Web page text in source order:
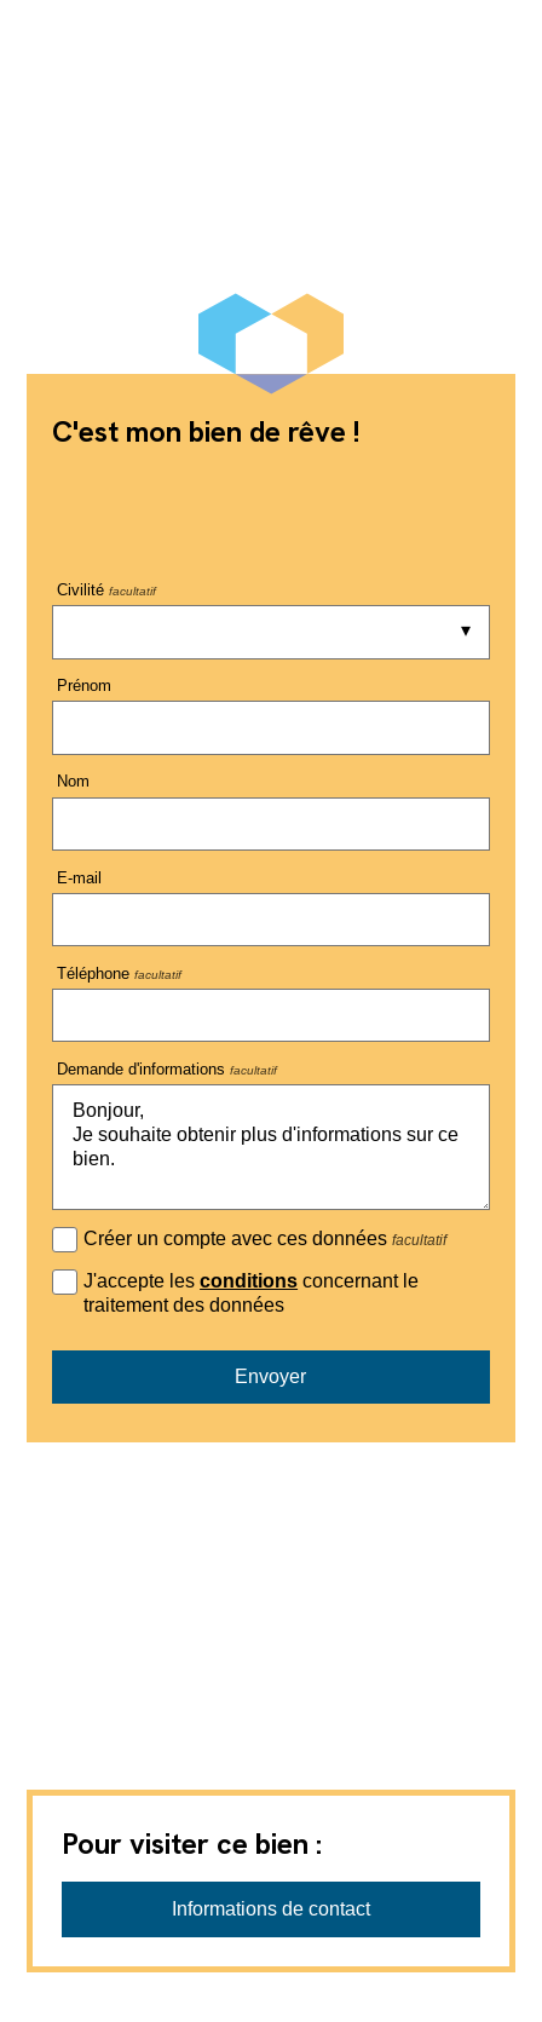
C'est mon bien de rêve !
Civilité facultatif
Prénom
Nom
E-mail
Téléphone facultatif
Demande d'informations facultatif
Créer un compte avec ces donnéesfacultatif
J'accepte lesconditions concernant le
traitement des données
Envoyer
Pour visiter ce bien :
Informations de contact